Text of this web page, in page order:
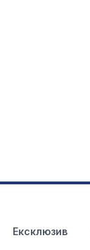
Ексклюзив